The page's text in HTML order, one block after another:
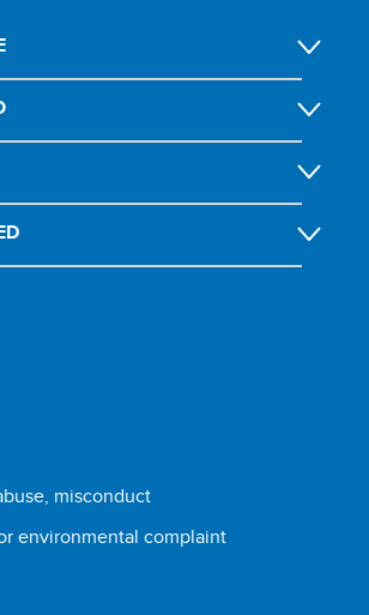
misconduct
environmental complaint